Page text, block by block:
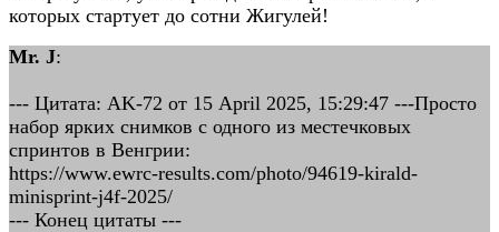
которых стартует до сотни Жигулей!
Mr. J:
--- Цитата: AK-72 от 15 April 2025, 15:29:47 ---Просто
набор ярких снимков с одного из местечковых
спринтов в Венгрии:
https://www.ewrc-results.com/photo/94619-kirald-
minisprint-j4f-2025/
--- Конец цитаты ---